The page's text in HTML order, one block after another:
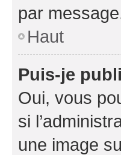
par
Haut
Puis-je
Oui, vous
si
une image